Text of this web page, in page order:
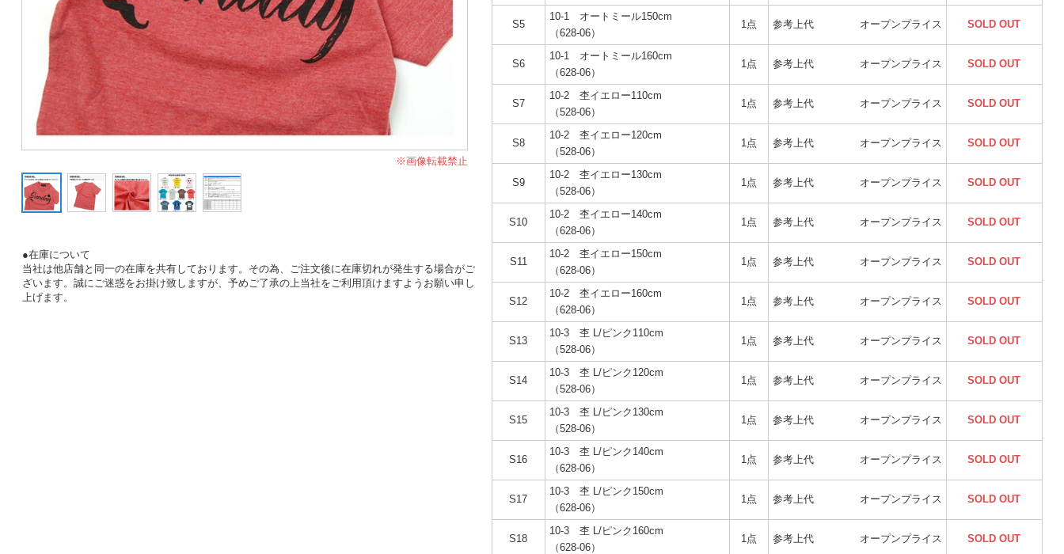
※画像転載禁止
●在庫について
当社は他店舗と同一の在庫を共有しております。その為、ご注文後に在庫切れが発生する場合がご
ざいます。誠にご迷惑をお掛け致しますが、予めご了承の上当社をご利用頂けますようお願い申し
上げます。
S5
10-1 オートミール150cm
（628-06）
1点 参考上代 オープンプライス SOLD OUT
S6
10-1 オートミール160cm
（628-06）
1点 参考上代 オープンプライス SOLD OUT
S7
10-2 杢イエロー110cm
（528-06）
1点 参考上代 オープンプライス SOLD OUT
S8
10-2 杢イエロー120cm
（528-06）
1点 参考上代 オープンプライス SOLD OUT
S9
10-2 杢イエロー130cm
（528-06）
1点 参考上代 オープンプライス SOLD OUT
S10
10-2 杢イエロー140cm
（628-06）
1点 参考上代 オープンプライス SOLD OUT
S11
10-2 杢イエロー150cm
（628-06）
1点 参考上代 オープンプライス SOLD OUT
S12
10-2 杢イエロー160cm
（628-06）
1点 参考上代 オープンプライス SOLD OUT
S13
10-3 杢 L/ピンク110cm
（528-06）
1点 参考上代 オープンプライス SOLD OUT
S14
10-3 杢 L/ピンク120cm
（528-06）
1点 参考上代 オープンプライス SOLD OUT
S15
10-3 杢 L/ピンク130cm
（528-06）
1点 参考上代 オープンプライス SOLD OUT
S16
10-3 杢 L/ピンク140cm
（628-06）
1点 参考上代 オープンプライス SOLD OUT
S17
10-3 杢 L/ピンク150cm
（628-06）
1点 参考上代 オープンプライス SOLD OUT
S18
10-3 杢 L/ピンク160cm
（628-06）
1点 参考上代 オープンプライス SOLD OUT